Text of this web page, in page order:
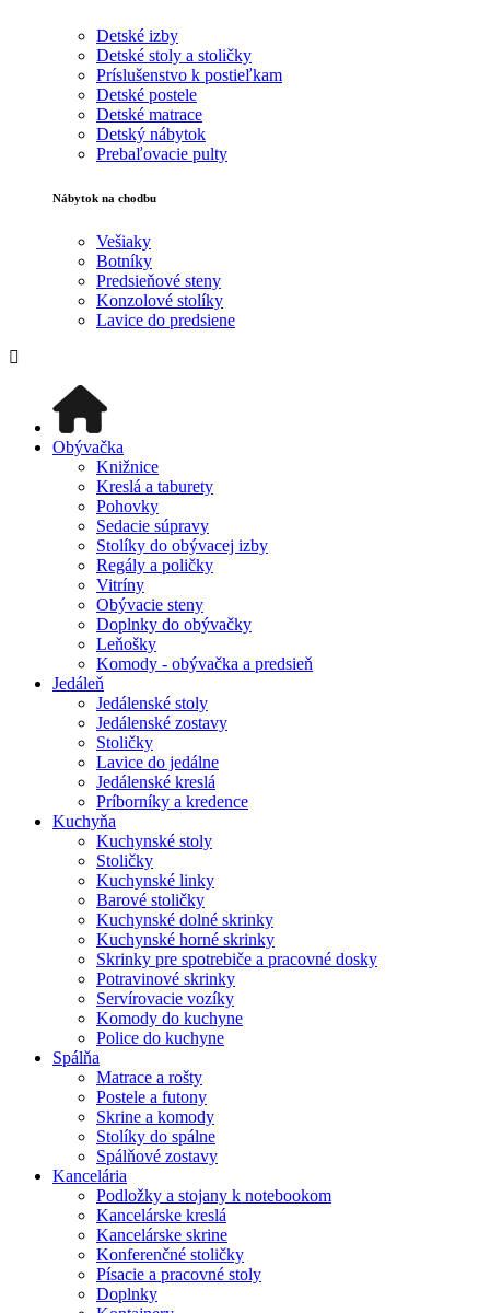
Detské izby
Detské stoly a stoličky
Príslušenstvo k postieľkam
Detské postele
Detské matrace
Detský nábytok
Prebaľovacie pulty
Nábytok na chodbu
Vešiaky
Botníky
Predsieňové steny
Konzolové stolíky
Lavice do predsiene
Obývačka
Knižnice
Kreslá a taburety
Pohovky
Sedacie súpravy
Stolíky do obývacej izby
Regály a poličky
Vitríny
Obývacie steny
Doplnky do obývačky
Leňošky
Komody - obývačka a predsieň
Jedáleň
Jedálenské stoly
Jedálenské zostavy
Stoličky
Lavice do jedálne
Jedálenské kreslá
Príborníky a kredence
Kuchyňa
Kuchynské stoly
Stoličky
Kuchynské linky
Barové stoličky
Kuchynské dolné skrinky
Kuchynské horné skrinky
Skrinky pre spotrebiče a pracovné dosky
Potravinové skrinky
Servírovacie vozíky
Komody do kuchyne
Police do kuchyne
Spálňa
Matrace a rošty
Postele a futony
Skrine a komody
Stolíky do spálne
Spálňové zostavy
Kancelária
Podložky a stojany k notebookom
Kancelárske kreslá
Kancelárske skrine
Konferenčné stoličky
Písacie a pracovné stoly
Doplnky